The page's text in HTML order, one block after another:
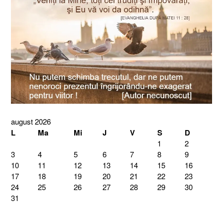
august 2026
L Ma Mi J V S D
1
2
3
4 5 6 7 8
9
10
11 12 13 14 15
16
17
18 19 20 21 22
23
24
25 26 27 28 29
30
31